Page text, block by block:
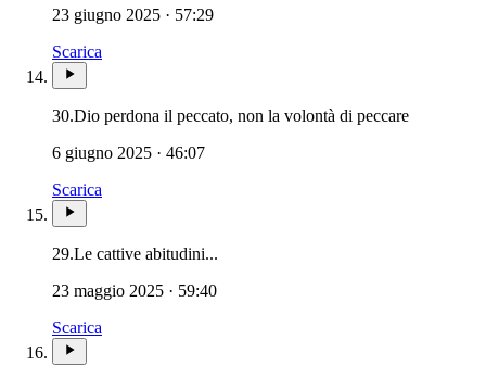
23 giugno 2025 · 57:29
Scarica
30.Dio perdona il peccato, non la volontà di peccare
6 giugno 2025 · 46:07
Scarica
29.Le cattive abitudini...
23 maggio 2025 · 59:40
Scarica